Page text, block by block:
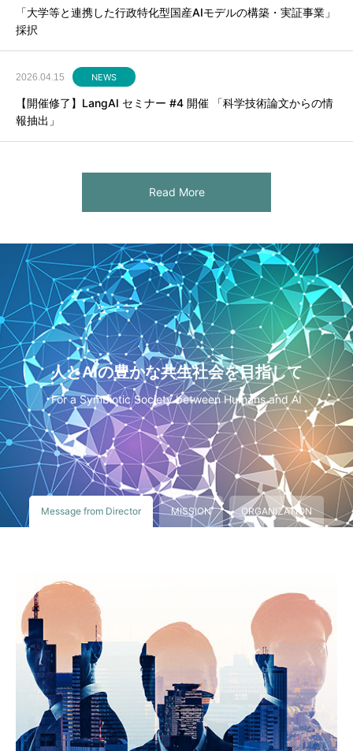
「大学等と連携した行政特化型国産AIモデルの構築・実証事業」
採択
2026.04.15 NEWS
【開催修了】LangAI セミナー #4 開催 「科学技術論文からの情
報抽出」
Read More
人とAIの豊かな共生社会を目指して
For a Symbiotic Society between Humans and AI
Message from Director MISSION ORGANIZATION